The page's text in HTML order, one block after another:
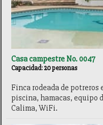
Casa campestre No. 0047
Capacidad: 20 personas
Finca rodeada de
piscina, hamacas, equipo
Calima, WiFi.